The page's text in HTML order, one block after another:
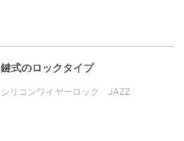
鍵式のロックタイプ
シリコンワイヤーロック JAZZ